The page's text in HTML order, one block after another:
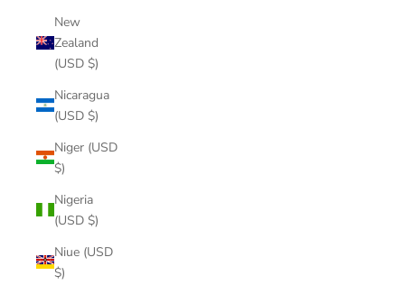
New
Zealand
(USD $)
Nicaragua
(USD $)
Niger (USD
$)
Nigeria
(USD $)
Niue (USD
$)